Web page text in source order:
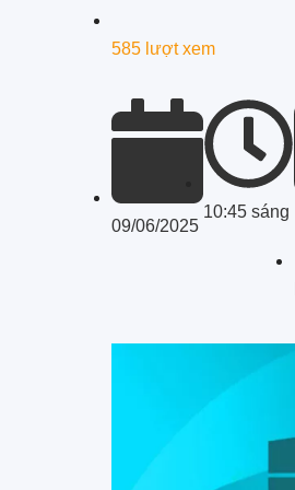
585 lượt xem
09/06/2025
10:45 sáng